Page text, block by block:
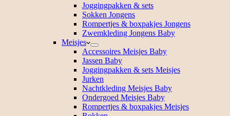
Joggingpakken & sets
Sokken Jongens
Rompertjes & boxpakjes Jongens
Zwemkleding Jongens Baby
Meisjes
Accessoires Meisjes Baby
Jassen Baby
Joggingpakken & sets Meisjes
Jurken
Nachtkleding Meisjes Baby
Ondergoed Meisjes Baby
Rompertjes & boxpakjes Meisjes